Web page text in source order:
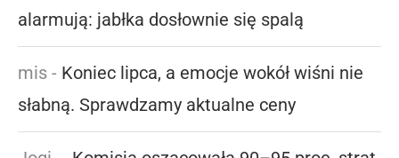
alarmują: jabłka dosłownie się spalą
mis - Koniec lipca, a emocje wokół wiśni nie
słabną. Sprawdzamy aktualne ceny